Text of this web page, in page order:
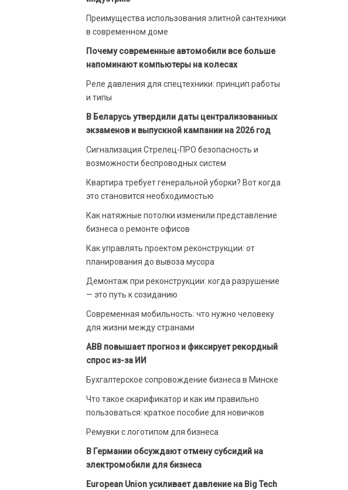
Преимущества использования элитной сантехники
в современном доме
Почему современные автомобили все больше
напоминают компьютеры на колесах
Реле давления для спецтехники: принцип работы
и типы
В Беларусь утвердили даты централизованных
экзаменов и выпускной кампании на 2026 год
Сигнализация Стрелец-ПРО безопасность и
возможности беспроводных систем
Квартира требует генеральной уборки? Вот когда
это становится необходимостью
Как натяжные потолки изменили представление
бизнеса о ремонте офисов
Как управлять проектом реконструкции: от
планирования до вывоза мусора
Демонтаж при реконструкции: когда разрушение
— это путь к созиданию
Современная мобильность: что нужно человеку
для жизни между странами
ABB повышает прогноз и фиксирует рекордный
спрос из-за ИИ
Бухгалтерское сопровождение бизнеса в Минске
Что такое скарификатор и как им правильно
пользоваться: краткое пособие для новичков
Ремувки с логотипом для бизнеса
В Германии обсуждают отмену субсидий на
электромобили для бизнеса
European Union усиливает давление на Big Tech